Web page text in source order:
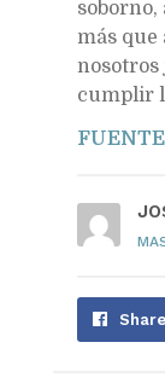
soborno,
más
cumplir
FUENTE
Share